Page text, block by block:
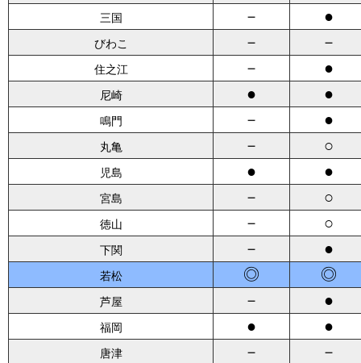
三国 － ●
びわこ － －
住之江 － ●
尼崎 ● ●
鳴門 － ●
丸亀 － ○
児島 ● ●
宮島 － ○
徳山 － ○
下関 － ●
若松 ◎ ◎
芦屋 － ●
福岡 ● ●
唐津 － －